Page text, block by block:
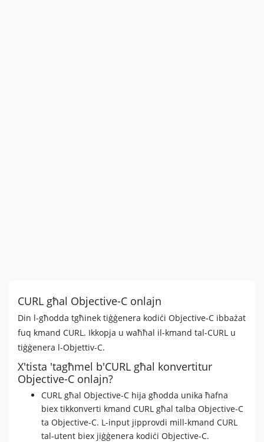
CURL għal Objective-C onlajn
Din l-għodda tgħinek tiġġenera kodiċi Objective-C ibbażat
fuq kmand CURL. Ikkopja u waħħal il-kmand tal-CURL u
tiġġenera l-Objettiv-C.
X'tista 'tagħmel b'CURL għal konvertitur
Objective-C onlajn?
CURL għal Objective-C hija għodda unika ħafna
biex tikkonverti kmand CURL għal talba Objective-C
ta ​​Objective-C. L-input jipprovdi mill-kmand CURL
tal-utent biex jiġġenera kodiċi Objective-C.